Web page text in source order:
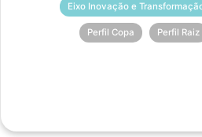
Eixo Inovação e
Perfil Copa Perfil Raiz